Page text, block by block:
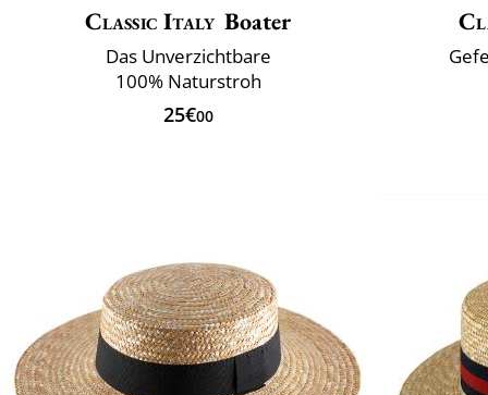
Classic Italy Boater
Das Unverzichtbare
100% Naturstroh
25€00